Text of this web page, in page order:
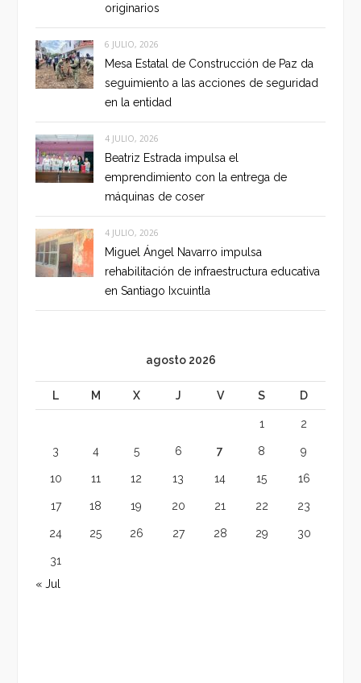
originarios
6 JULIO, 2026
Mesa Estatal de Construcción de Paz da
seguimiento a las acciones de seguridad
en la entidad
4 JULIO, 2026
Beatriz Estrada impulsa el
emprendimiento con la entrega de
máquinas de coser
4 JULIO, 2026
Miguel Ángel Navarro impulsa
rehabilitación de infraestructura educativa
en Santiago Ixcuintla
agosto 2026
L M X J V S D
1 2
3 4 5 6 7 8 9
10 11 12 13 14 15 16
17 18 19 20 21 22 23
24 25 26 27 28 29 30
31
« Jul